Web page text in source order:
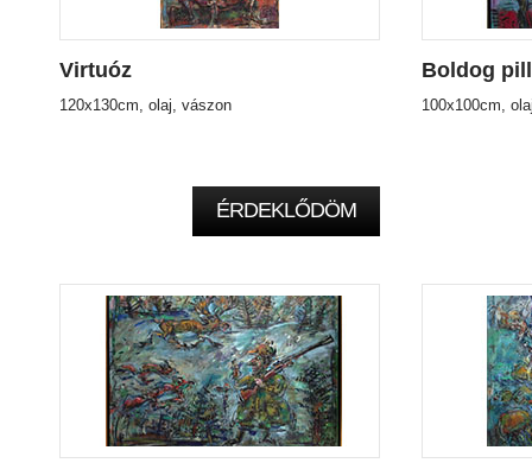
Virtuóz
120x130cm, olaj, vászon
ÉRDEKLŐDÖM
Boldog
100x100cm,